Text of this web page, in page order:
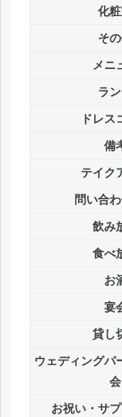
化
そ
メニ
ラ
ドレス
備
テイク
問い合
飲み
食べ
お
宴
貸し
ウェディングパ
会
お祝い・サ